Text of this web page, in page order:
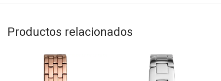
Productos relacionados